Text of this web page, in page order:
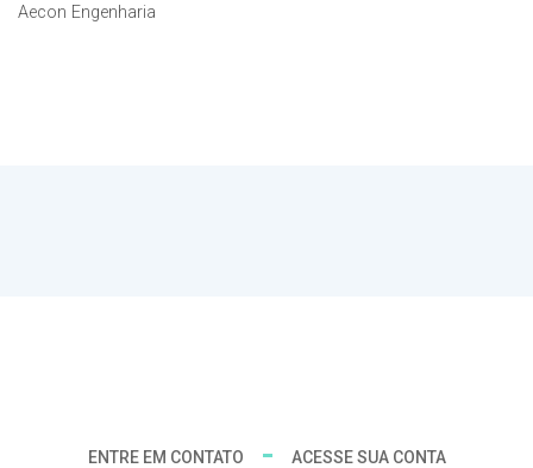
Aecon Engenharia
ENTRE EM CONTATO ACESSE SUA CONTA